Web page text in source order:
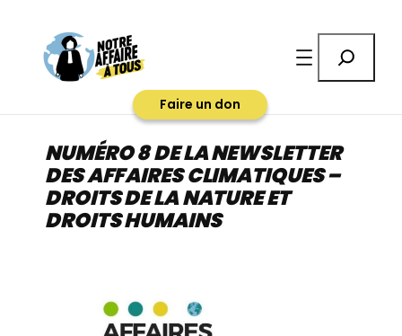
contenu
Faire un don
NUMÉRO 8 DE LA NEWSLETTER
DES AFFAIRES CLIMATIQUES –
DROITS DE LA NATURE ET
DROITS HUMAINS